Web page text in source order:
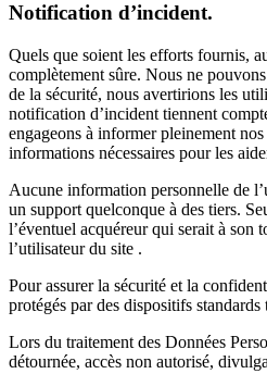
Notification d’incident.
Quels que soient les efforts fournis,
complètement sûre. Nous ne
de la sécurité, nous avertirions les
notification d’incident tiennent
engageons à informer pleinement
informations nécessaires pour les
Aucune information personnelle de
un support quelconque à des tiers.
l’éventuel acquéreur qui serait à son
l’utilisateur du site .
Pour assurer la sécurité et la
protégés par des dispositifs
Lors du traitement des Données
détournée, accès non autorisé,